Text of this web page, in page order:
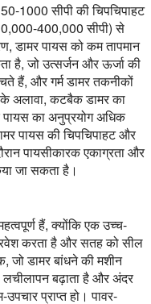
1000 सीपी की चिपचिपाहट
400,000 सीपी) से
डामर पायस को कम तापमान
है, जो उत्सर्जन और ऊर्जा की
हैं, और गर्म डामर तकनीकों
अलावा, कटबैक डामर का
का अनुप्रयोग अधिक
पायस की चिपचिपाहट और
पायसीकारक एकाग्रता और
जा सकता है।
हैं, क्योंकि एक उच्च-
करता है और सतह को सील
जो डामर बांधने की मशीन
बढ़ाता है और अंदर
प्राप्त हो। पावर-